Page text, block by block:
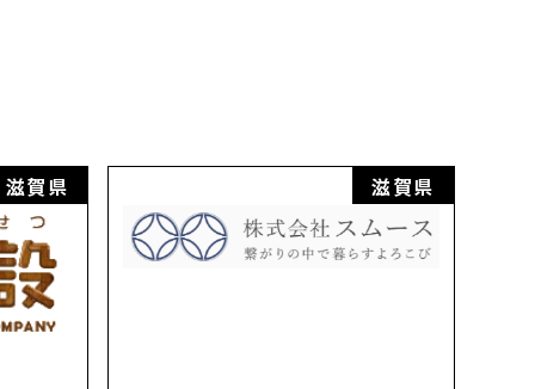
滋賀県 滋賀県